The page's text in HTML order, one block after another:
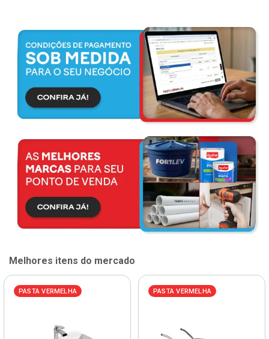
Melhores itens do mercado
PASTA VERMELHA PASTA VERMELHA